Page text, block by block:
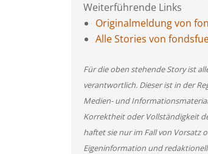
Weiterführende Links
Originalmeldung von
Alle Stories von
Für die oben stehende Story ist
verantwortlich. Dieser ist in der
Medien- und
Korrektheit oder Vollständigkeit
haftet sie nur im Fall von Vorsatz
Eigeninformation und